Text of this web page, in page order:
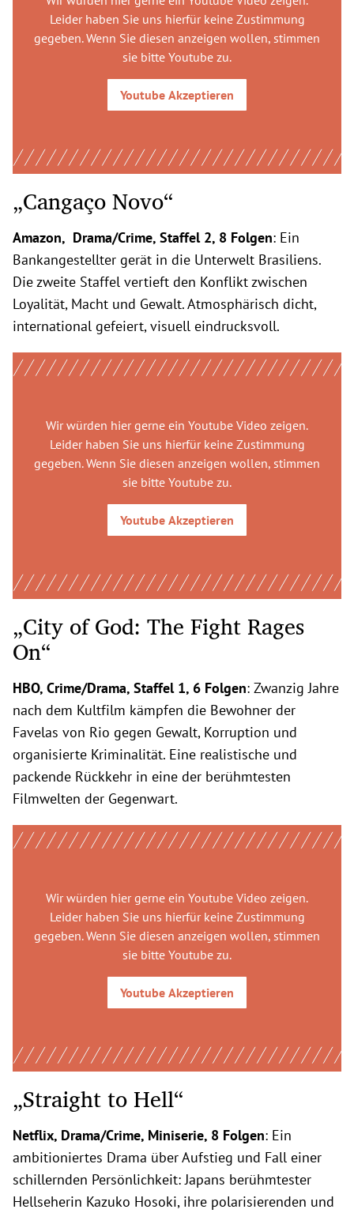
Leider haben Sie uns hierfür keine Zustimmung
gegeben. Wenn Sie diesen anzeigen wollen, stimmen
sie bitte Youtube zu.
Youtube Akzeptieren
„Cangaço Novo“
Amazon, Drama/Crime, Staffel 2, 8 Folgen: Ein
Bankangestellter gerät in die Unterwelt Brasiliens.
Die zweite Staffel vertieft den Konflikt zwischen
Loyalität, Macht und Gewalt. Atmosphärisch dicht,
international gefeiert, visuell eindrucksvoll.
Wir würden hier gerne ein Youtube Video zeigen.
Leider haben Sie uns hierfür keine Zustimmung
gegeben. Wenn Sie diesen anzeigen wollen, stimmen
sie bitte Youtube zu.
Youtube Akzeptieren
„City of God: The Fight Rages
On“
HBO, Crime/Drama, Staffel 1, 6 Folgen: Zwanzig Jahre
nach dem Kultfilm kämpfen die Bewohner der
Favelas von Rio gegen Gewalt, Korruption und
organisierte Kriminalität. Eine realistische und
packende Rückkehr in eine der berühmtesten
Filmwelten der Gegenwart.
Wir würden hier gerne ein Youtube Video zeigen.
Leider haben Sie uns hierfür keine Zustimmung
gegeben. Wenn Sie diesen anzeigen wollen, stimmen
sie bitte Youtube zu.
Youtube Akzeptieren
„Straight to Hell“
Netflix, Drama/Crime, Miniserie, 8 Folgen: Ein
ambitioniertes Drama über Aufstieg und Fall einer
schillernden Persönlichkeit: Japans berühmtester
Hellseherin Kazuko Hosoki, ihre polarisierenden und